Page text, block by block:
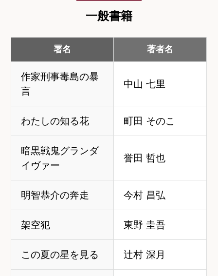
一般書籍
署名 著者名
作家刑事毒島の暴
言
中山 七里
わたしの知る花 町田 そのこ
暗黒戦鬼グランダ
イヴァー
誉田 哲也
明智恭介の奔走 今村 昌弘
架空犯 東野 圭吾
この夏の星を見る 辻村 深月